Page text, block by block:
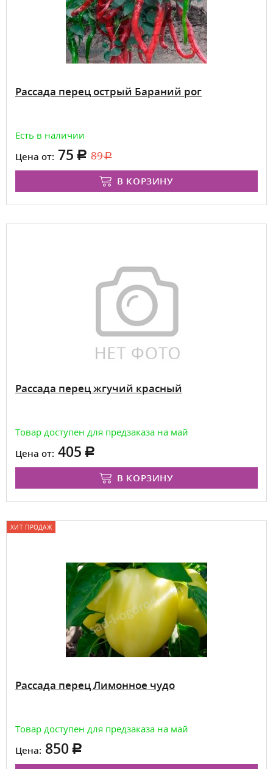
Рассада перец острый Бараний рог
Есть в наличии
Цена от: 75 89
В КОРЗИНУ
Рассада перец жгучий красный
Товар доступен для предзаказа на май
Цена от: 405
В КОРЗИНУ
ХИТ ПРОДАЖ
Рассада перец Лимонное чудо
Товар доступен для предзаказа на май
Цена: 850